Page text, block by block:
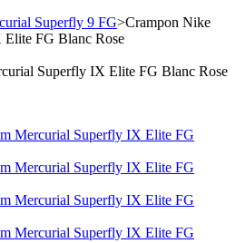
Superfly 9 FG>Crampon Nike
FG Blanc Rose